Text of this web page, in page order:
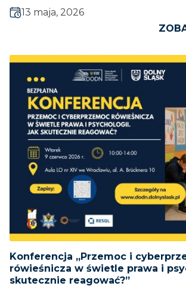
13 maja, 2026
Konferencja „Przemoc i
rówieśnicza w świetle prawa i
skutecznie reagować?”